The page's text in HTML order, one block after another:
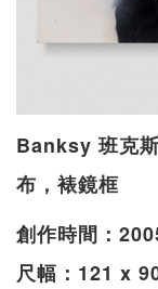
Banksy 班克
布，裱鏡框
創作時間：
尺幅：121 x